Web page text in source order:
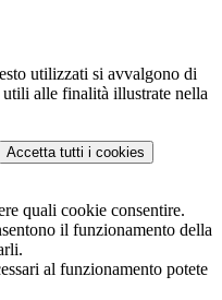
utilizzati si avvalgono di
alle finalità illustrate nella
Accetta tutti i cookies
quali cookie consentire.
il funzionamento della
al funzionamento potete